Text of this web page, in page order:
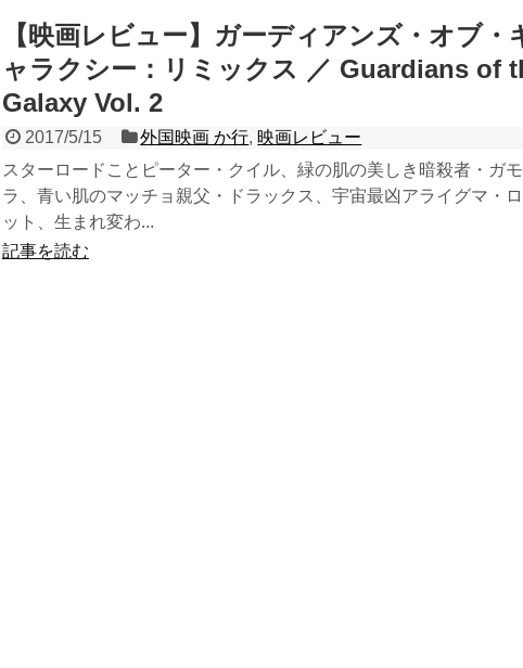
【映画レビュー】ガーディアンズ・オブ・
ャラクシー：リミックス ／ Guardians of
Galaxy Vol. 2
2017/5/15 外国映画 か行, 映画レビュー
スターロードことピーター・クイル、緑の肌の美しき暗殺者・ガ
ラ、青い肌のマッチョ親父・ドラックス、宇宙最凶アライグマ・
ット、生まれ変わ...
記事を読む